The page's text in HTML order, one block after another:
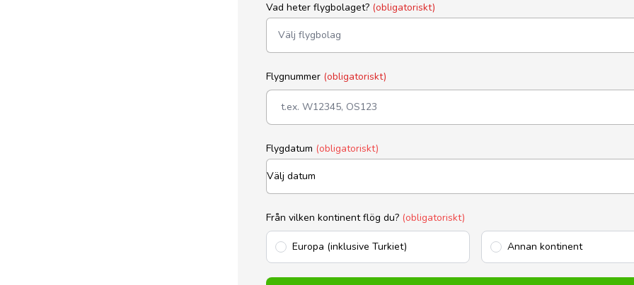
Vad heter flygbolaget? (obligatoriskt)
Flygnummer (obligatoriskt)
Flygdatum (obligatoriskt)
Från vilken kontinent flög du? (obligatoriskt)
Europa (inklusive Turkiet) Annan kontinent